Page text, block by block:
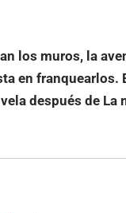
los muros, la
en franquearlos.
después de La